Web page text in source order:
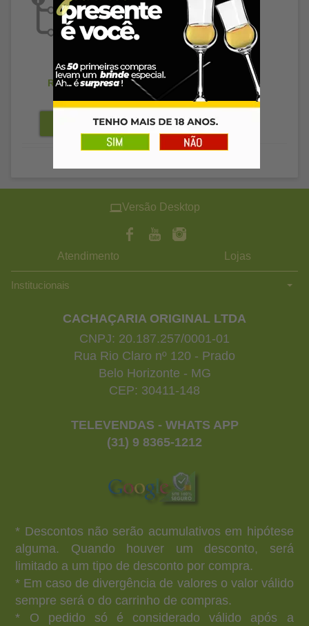
R$ 106,89
R$ 103,68à vista
Versão Desktop
Atendimento Lojas
Institucionais
CACHAÇARIA ORIGINAL LTDA
CNPJ: 20.187.257/0001-01
Rua Rio Claro nº 120 - Prado
Belo Horizonte - MG
CEP: 30411-148
TELEVENDAS - WHATS APP
(31) 9 8365-1212
* Descontos não serão acumulativos em hipótese
alguma. Quando houver um desconto, será
limitado a um tipo de desconto por compra.
* Em caso de divergência de valores o valor válido
sempre será o do carrinho de compras.
* O pedido só é considerado válido após a